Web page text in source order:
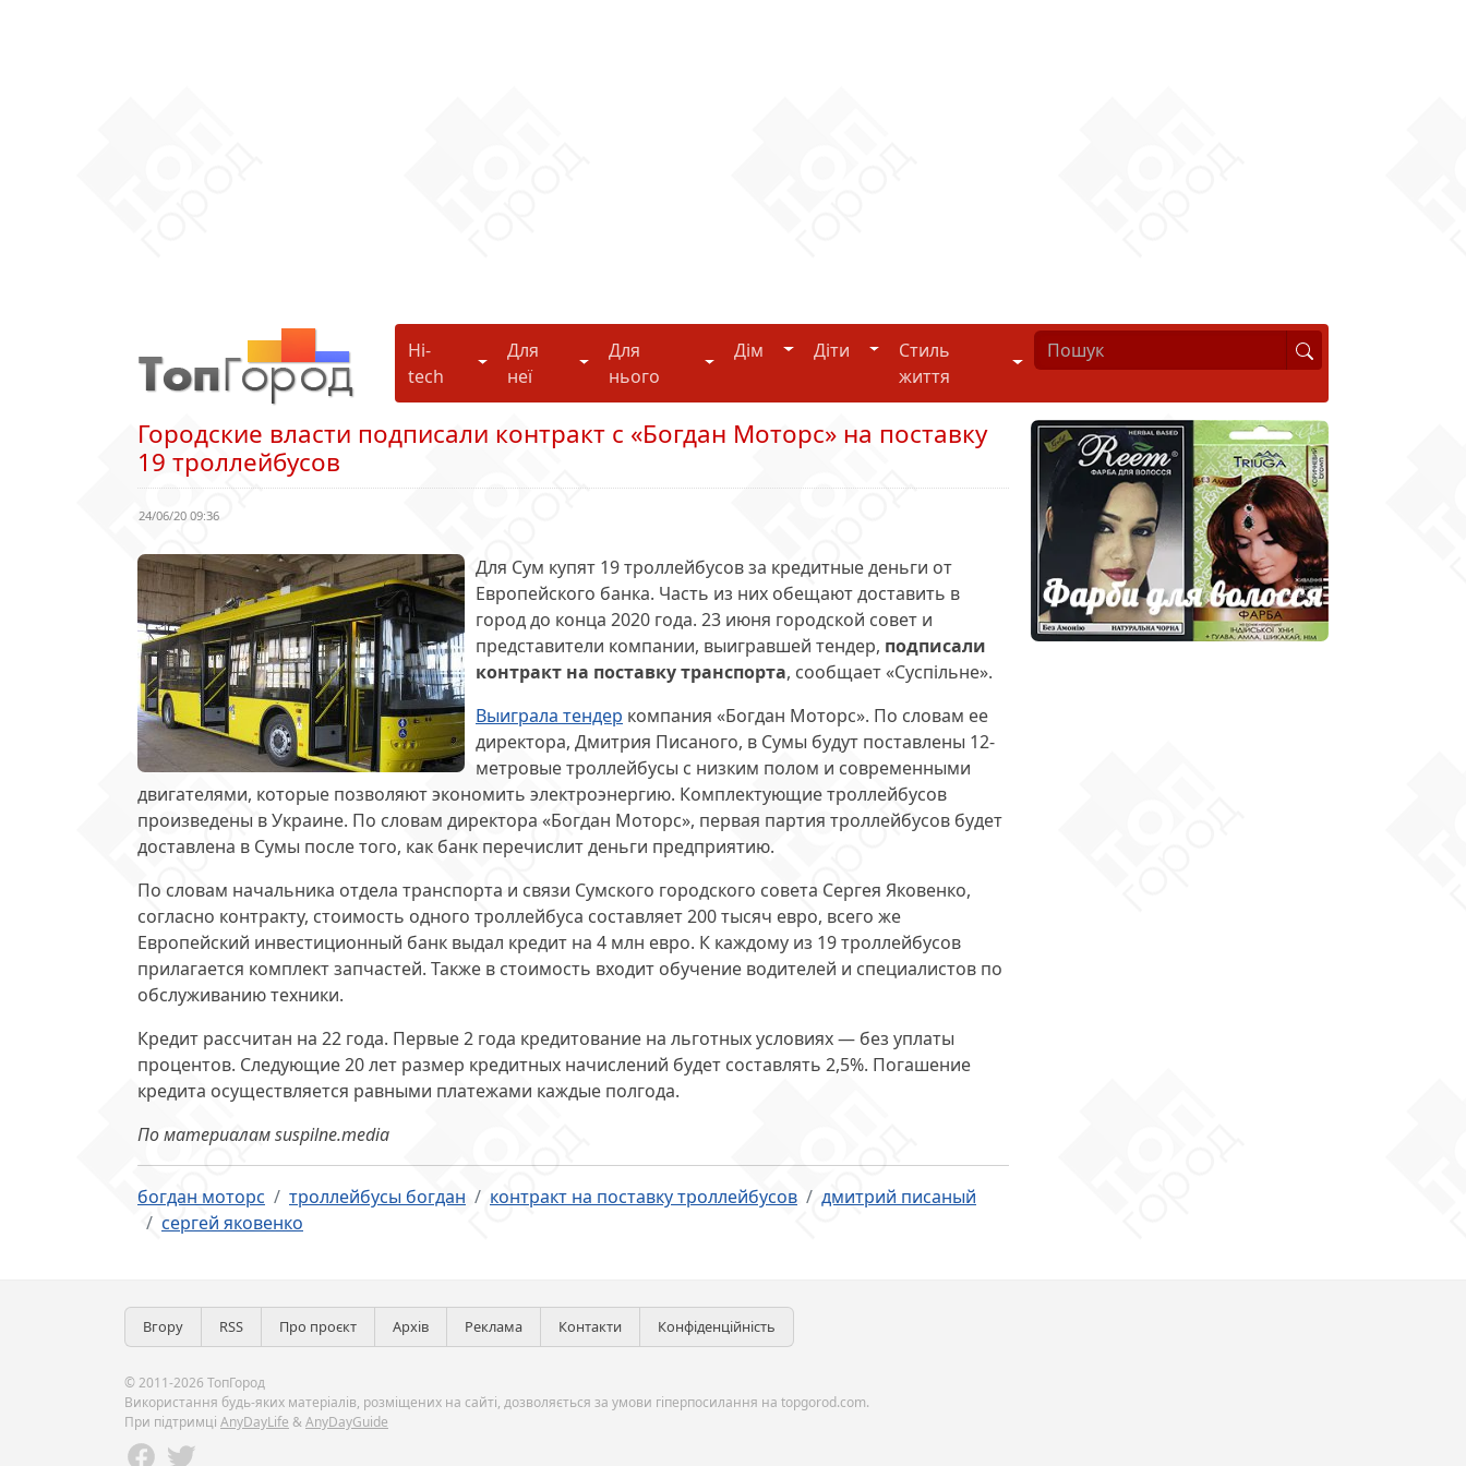
Hi-
tech
Hi-tech
Для
неї
Для неї
Для
нього
Для нього
Дім Дім Діти ДітиСтиль
життя
Стиль життя
Городские власти подписали контракт с «Богдан Моторс» на поставку
19 троллейбусов
24/06/20 09:36
Для Сум купят 19 троллейбусов за кредитные деньги от
Европейского банка. Часть из них обещают доставить в
город до конца 2020 года. 23 июня городской совет и
представители компании, выигравшей тендер, подписали
контракт на поставку транспорта, сообщает «Суспільне».
Выиграла тендер компания «Богдан Моторс». По словам ее
директора, Дмитрия Писаного, в Сумы будут поставлены 12-
метровые троллейбусы с низким полом и современными
двигателями, которые позволяют экономить электроэнергию. Комплектующие троллейбусов
произведены в Украине. По словам директора «Богдан Моторс», первая партия троллейбусов будет
доставлена в Сумы после того, как банк перечислит деньги предприятию.
По словам начальника отдела транспорта и связи Сумского городского совета Сергея Яковенко,
согласно контракту, стоимость одного троллейбуса составляет 200 тысяч евро, всего же
Европейский инвестиционный банк выдал кредит на 4 млн евро. К каждому из 19 троллейбусов
прилагается комплект запчастей. Также в стоимость входит обучение водителей и специалистов по
обслуживанию техники.
Кредит рассчитан на 22 года. Первые 2 года кредитование на льготных условиях — без уплаты
процентов. Следующие 20 лет размер кредитных начислений будет составлять 2,5%. Погашение
кредита осуществляется равными платежами каждые полгода.
По материалам suspilne.media
богдан моторс троллейбусы богдан контракт на поставку троллейбусов
дмитрий писаный
сергей яковенко
Вгору RSS Про проєкт Архів Реклама Контакти Конфіденційність
© 2011-2026 ТопГород
Використання будь-яких матеріалів, розміщених на сайті, дозволяється за умови гіперпосилання на topgorod.com.
При підтримці AnyDayLife &AnyDayGuide